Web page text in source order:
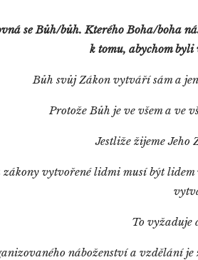
se Bůh/bůh. Kterého Boha/boha
k tomu, abychom
Bůh svůj Zákon vytváří sám a
Protože Bůh je ve všem a ve
Jestliže žijeme Jeho
vytvořené lidmi musí být
To vyžaduje
náboženství a vzdělání